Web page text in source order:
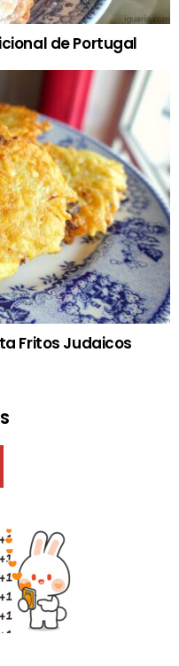
de Portugal
Fritos Judaicos